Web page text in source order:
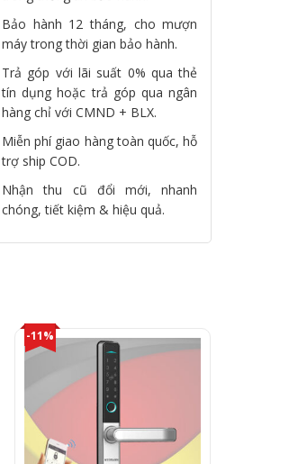
Bảo hành 12 tháng, cho mượn
máy trong thời gian bảo hành.
Trả góp với lãi suất 0% qua thẻ
tín dụng hoặc trả góp qua ngân
hàng chỉ với CMND + BLX.
Miễn phí giao hàng toàn quốc, hỗ
trợ ship COD.
Nhận thu cũ đổi mới, nhanh
chóng, tiết kiệm & hiệu quả.
-11%